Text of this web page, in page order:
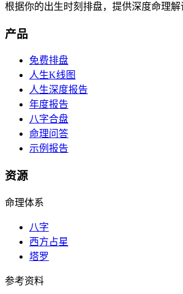
根据你的出生时刻排盘，提供深度命理解
产品
免费排盘
人生K线图
人生深度报告
年度报告
八字合盘
命理问答
示例报告
资源
命理体系
八字
西方占星
塔罗
参考资料